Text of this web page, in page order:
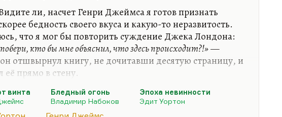
ли, насчет Генри Джеймса я готов признать
бедность своего вкуса и какую-то неразвитость.
что я мог бы повторить суждение Джека Лондона:
кто бы мне объяснил, что здесь происходит?!»—
отшвырнул книгу, не дочитавши десятую страницу, и
её прямо в стену.
написал, на мой взгляд, одно гениальное
Легко догадаться, что это повесть «Поворот
Это первое произведение с так называемым
винта
Бледный огонь
Владимир Набоков
Эпоха невинности
Эдит Уортон